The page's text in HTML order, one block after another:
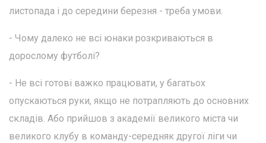
листопада і до середини березня - треба умови.
- Чому далеко не всі юнаки розкриваються в
дорослому футболі?
- Не всі готові важко працювати, у багатьох
опускаються руки, якщо не потрапляють до основних
складів. Або прийшов з академії великого міста чи
великого клубу в команду-середняк другої ліги чи